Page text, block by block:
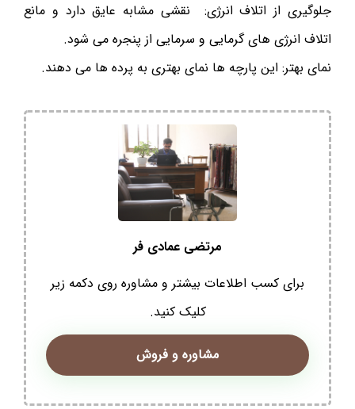
جلوگیری از اتلاف انرژی: نقشی مشابه عایق دارد و مانع
اتلاف انرژی های گرمایی و سرمایی از پنجره می شود.
نمای بهتر: این پارچه ها نمای بهتری به پرده ها می دهند.
مرتضی عمادی فر
برای کسب اطلاعات بیشتر و مشاوره روی دکمه زیر
کلیک کنید.
مشاوره و فروش